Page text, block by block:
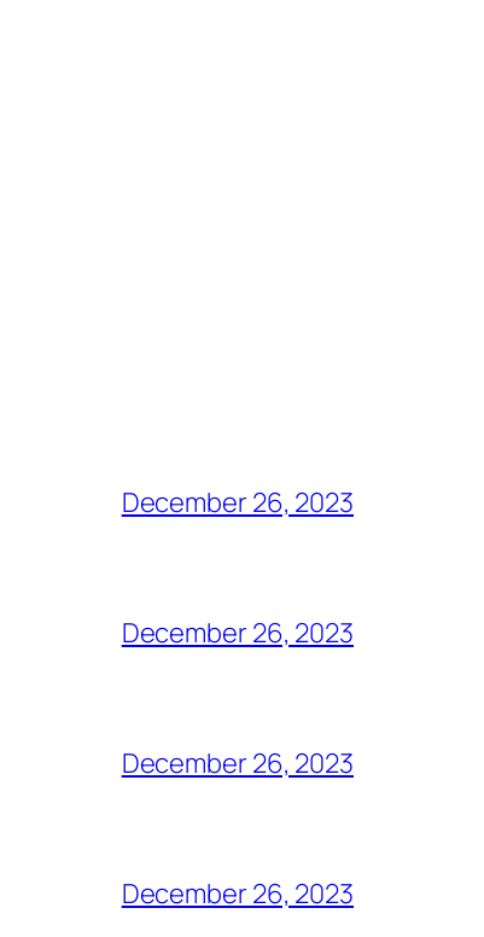
December 26, 2023
December 26, 2023
December 26, 2023
December 26, 2023